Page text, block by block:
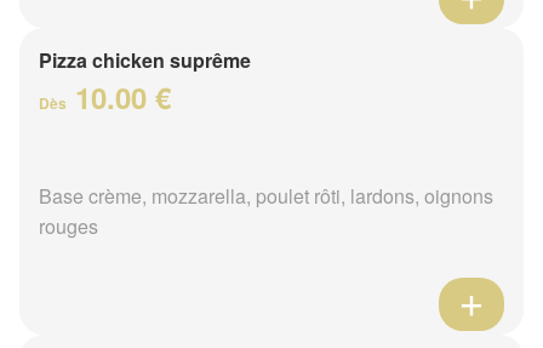
Pizza chicken suprême
Dès 10.00 €
Base crème, mozzarella, poulet rôti, lardons, oignons
rouges